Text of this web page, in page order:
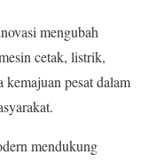
mengubah
cetak, listrik,
pesat dalam
mendukung